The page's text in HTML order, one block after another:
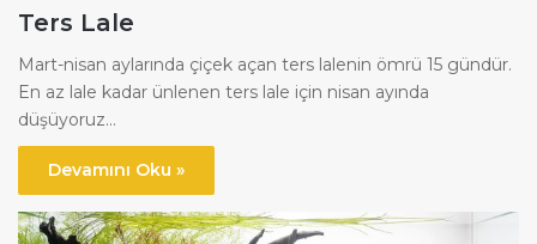
Ters Lale
Mart-nisan aylarında çiçek açan ters lalenin ömrü 15 gündür.
En az lale kadar ünlenen ters lale için nisan ayında
düşüyoruz…
Devamını Oku »